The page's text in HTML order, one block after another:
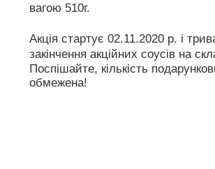
вагою 510г.
Акція стартує 02.11.2020 р. і
закінчення акційних соусів на
Поспішайте, кількість
обмежена!